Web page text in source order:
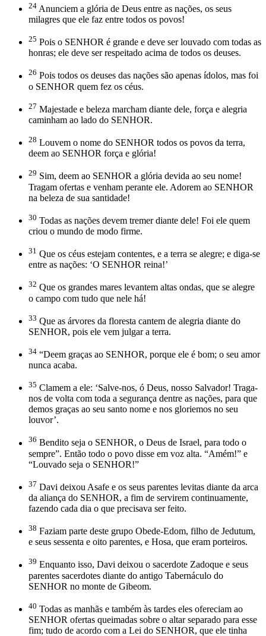
24 Anunciem a glória de Deus entre as nações, os seus
milagres que ele faz entre todos os povos!
25 Pois o SENHOR é grande e deve ser louvado com todas as
honras; ele deve ser respeitado acima de todos os deuses.
26 Pois todos os deuses das nações são apenas ídolos, mas foi
o SENHOR quem fez os céus.
27 Majestade e beleza marcham diante dele, força e alegria
caminham ao lado do SENHOR.
28 Louvem o nome do SENHOR todos os povos da terra,
deem ao SENHOR força e glória!
29 Sim, deem ao SENHOR a glória devida ao seu nome!
Tragam ofertas e venham perante ele. Adorem ao SENHOR
na beleza de sua santidade!
30 Todas as nações devem tremer diante dele! Foi ele quem
criou o mundo de modo firme.
31 Que os céus estejam contentes, e a terra se alegre; e diga-se
entre as nações: ‘O SENHOR reina!’
32 Que os grandes mares levantem altas ondas, que se alegre
o campo com tudo que nele há!
33 Que as árvores da floresta cantem de alegria diante do
SENHOR, pois ele vem julgar a terra.
34 “Deem graças ao SENHOR, porque ele é bom; o seu amor
nunca acaba.
35 Clamem a ele: ‘Salve-nos, ó Deus, nosso Salvador! Traga-
nos de volta com toda a segurança dentre as nações, para que
demos graças ao seu santo nome e nos gloriemos no seu
louvor’.
36 Bendito seja o SENHOR, o Deus de Israel, para todo o
sempre”. Então todo o povo disse em voz alta. “Amém!” e
“Louvado seja o SENHOR!”
37 Davi deixou Asafe e os seus parentes levitas diante da arca
da aliança do SENHOR, a fim de servirem continuamente,
fazendo cada dia o que precisava ser feito.
38 Faziam parte deste grupo Obede-Edom, filho de Jedutum,
e seus sessenta e oito parentes, e Hosa, que eram porteiros.
39 Enquanto isso, Davi deixou o sacerdote Zadoque e seus
parentes sacerdotes diante do antigo Tabernáculo do
SENHOR no monte de Gibeom.
40 Todas as manhãs e também às tardes eles ofereciam ao
SENHOR ofertas queimadas sobre o altar separado para esse
fim; tudo de acordo com a Lei do SENHOR, que ele tinha